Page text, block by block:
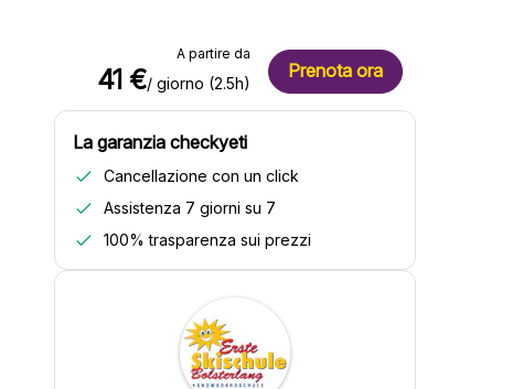
A partire da
41 €/ giorno (2.5h)
Prenota ora
La garanzia checkyeti
Cancellazione con un click
Assistenza 7 giorni su 7
100% trasparenza sui prezzi